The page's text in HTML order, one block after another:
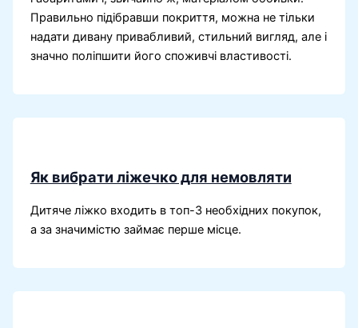
Правильно підібравши покриття, можна не тільки
надати дивану привабливий, стильний вигляд, але і
значно поліпшити його споживчі властивості.
Як вибрати ліжечко для немовляти
Дитяче ліжко входить в топ-3 необхідних покупок,
а за значимістю займає перше місце.